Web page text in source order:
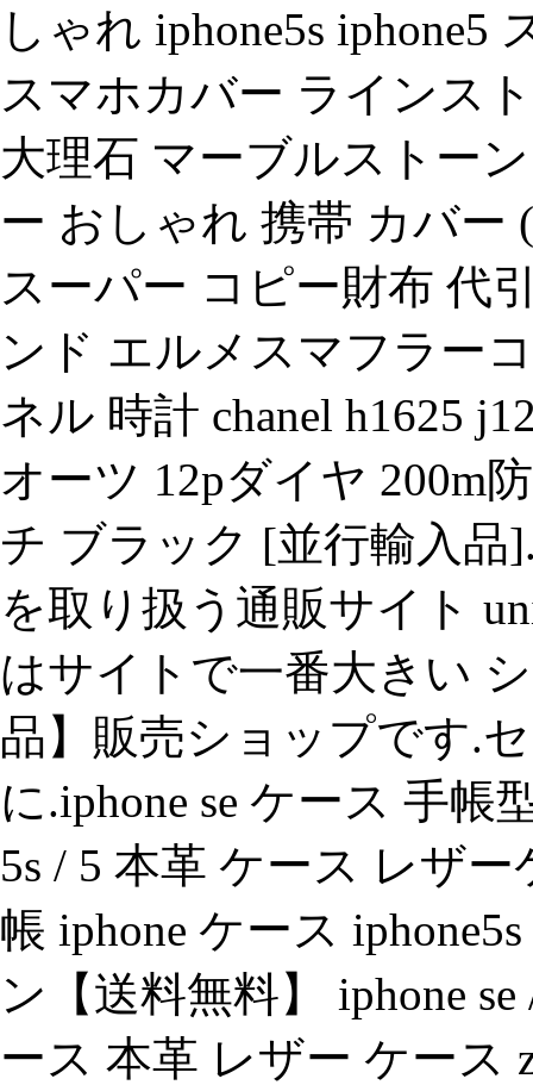
しゃれ iphone5s
スマホカバー ラインス
大理石 マーブルストー
ー おしゃれ 携帯 カバー
スーパー コピー財布 代
ンド エルメスマフラー
ネル 時計 chanel h1625
オーツ 12pダイヤ 200m
チ ブラック [並行輸入
を取り扱う通販サイト
はサイトで一番大きい
品】販売ショップです.
に.iphone se ケース 手帳
5s / 5 本革 ケース レザ
帳 iphone ケース
ン【送料無料】 iphone
ース 本革 レザー ケース